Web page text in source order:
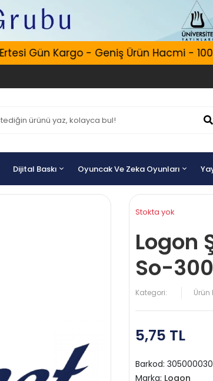
Gün Kargo - Geniş Ürün Hacmi - 1000
Dijital Baskı Oyuncak Ve Zeka Oyunları
Stokta yok
Logon
So-
Kategori: Ürün
5,75 TL
Barkod:
Marka: Logon